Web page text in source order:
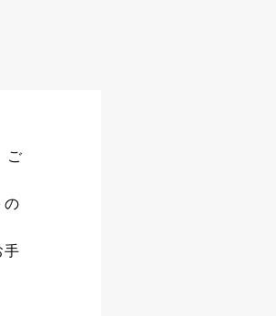
ご
の
手